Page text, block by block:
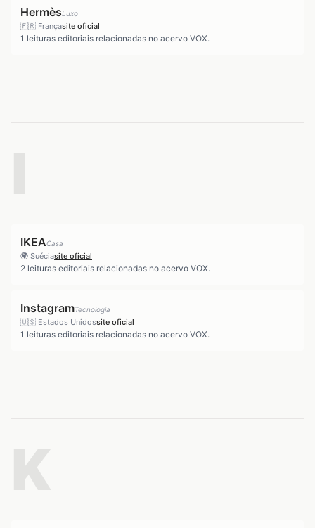
HermèsLuxo
🇫🇷 Françasite oficial
1 leituras editoriais relacionadas no acervo VOX.
IKEACasa
🌍 Suéciasite oficial
2 leituras editoriais relacionadas no acervo VOX.
InstagramTecnologia
🇺🇸 Estados Unidossite oficial
1 leituras editoriais relacionadas no acervo VOX.